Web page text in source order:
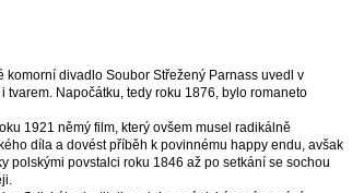
divadlo Soubor Střežený Parnass uvedl v
Napočátku, tedy roku 1876, bylo romaneto
1921 němý film, který ovšem musel radikálně
díla a dovést příběh k povinnému happy endu, avšak
polskými povstalci roku 1846 až po setkání se sochou